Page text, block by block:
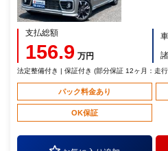
支払総額
156.9 万円
法定整備付き | 保証付き (部分保証 12ヶ月：走
パック料金あり
OK保証